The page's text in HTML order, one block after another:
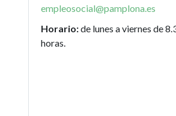
empleosocial@pamplona.es
Horario:de lunes a viernes de
horas.